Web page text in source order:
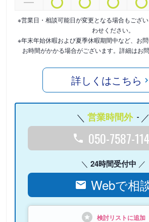
※営業日・相談可能日が変更となる場合もござ
わせください。
※年末年始休暇および夏季休暇期間中など、お
お時間がかかる場合がございます。詳細はお
詳しくはこちら
営業時間外 -
050-7587-
24時間受付中
Webで相
検討リストに追加